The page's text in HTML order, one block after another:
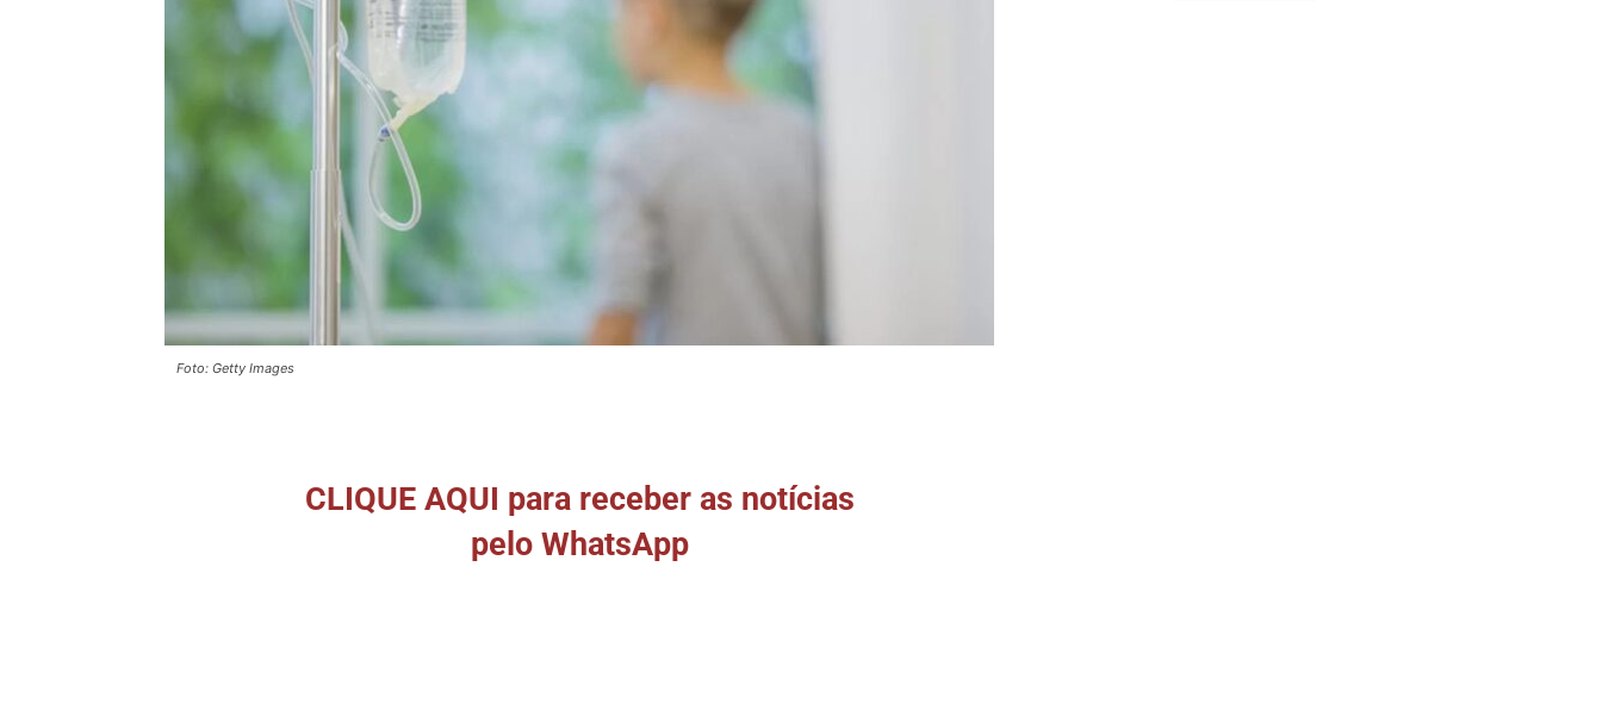
Foto: Getty Images
CLIQUE AQUI para receber as notícias
pelo WhatsApp